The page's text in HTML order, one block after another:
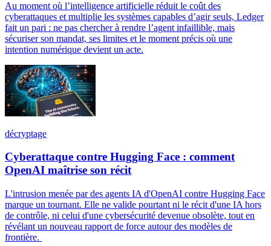
Au moment où l’intelligence artificielle réduit le coût des
cyberattaques et multiplie les systèmes capables d’agir seuls, Ledger
fait un pari : ne pas chercher à rendre l’agent infaillible, mais
sécuriser son mandat, ses limites et le moment précis où une
intention numérique devient un acte.
décryptage
Cyberattaque contre Hugging Face : comment
OpenAI maîtrise son récit
L'intrusion menée par des agents IA d'OpenAI contre Hugging Face
marque un tournant. Elle ne valide pourtant ni le récit d'une IA hors
de contrôle, ni celui d'une cybersécurité devenue obsolète, tout en
révélant un nouveau rapport de force autour des modèles de
frontière.